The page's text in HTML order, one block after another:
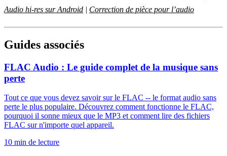
Audio hi-res sur Android | Correction de pièce pour l’audio
Guides associés
FLAC Audio : Le guide complet de la musique sans
perte
Tout ce que vous devez savoir sur le FLAC -- le format audio sans
perte le plus populaire. Découvrez comment fonctionne le FLAC,
pourquoi il sonne mieux que le MP3 et comment lire des fichiers
FLAC sur n'importe quel appareil.
10 min de lecture